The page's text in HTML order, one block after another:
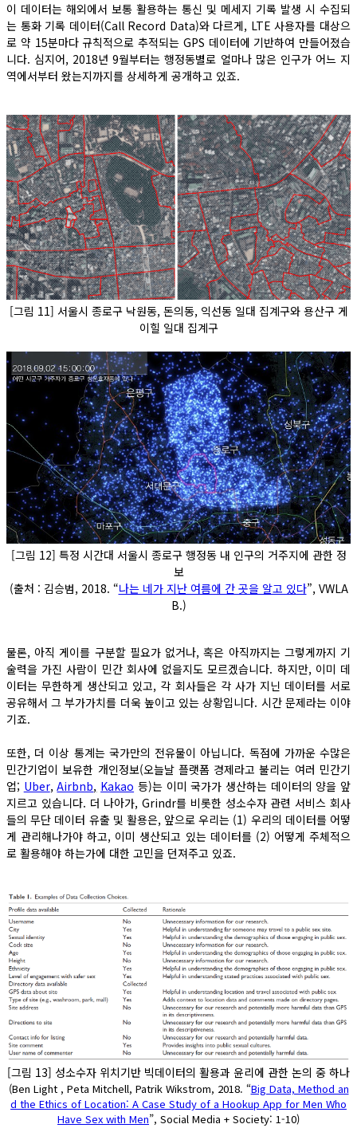
이 데이터는 해외에서 보통 활용하는 통신 및 메세지 기록 발생 시 수집되
는 통화 기록 데이터(Call Record Data)와 다르게, LTE 사용자를 대상으
로 약 15분마다 규칙적으로 추적되는 GPS 데이터에 기반하여 만들어졌습
니다. 심지어, 2018년 9월부터는 행정동별로 얼마나 많은 인구가 어느 지
역에서부터 왔는지까지를 상세하게 공개하고 있죠.
[그림 11] 서울시 종로구 낙원동, 돈의동, 익선동 일대 집계구와 용산구 게
이힐 일대 집계구
[그림 12] 특정 시간대 서울시 종로구 행정동 내 인구의 거주지에 관한 정
보
(출처 : 김승범, 2018. “나는 네가 지난 여름에 간 곳을 알고 있다”, VWLA
B.)
물론, 아직 게이를 구분할 필요가 없거나, 혹은 아직까지는 그렇게까지 기
술력을 가진 사람이 민간 회사에 없을지도 모르겠습니다. 하지만, 이미 데
이터는 무한하게 생산되고 있고, 각 회사들은 각 사가 지닌 데이터를 서로
공유해서 그 부가가치를 더욱 높이고 있는 상황입니다. 시간 문제라는 이야
기죠.
또한, 더 이상 통계는 국가만의 전유물이 아닙니다. 독점에 가까운 수많은
민간기업이 보유한 개인정보(오늘날 플랫폼 경제라고 불리는 여러 민간기
업; Uber,Airbnb, Kakao 등)는 이미 국가가 생산하는 데이터의 양을 앞
지르고 있습니다. 더 나아가, Grindr를 비롯한 성소수자 관련 서비스 회사
들의 무단 데이터 유출 및 활용은, 앞으로 우리는 (1) 우리의 데이터를 어떻
게 관리해나가야 하고, 이미 생산되고 있는 데이터를 (2) 어떻게 주체적으
로 활용해야 하는가에 대한 고민을 던져주고 있죠.
[그림 13] 성소수자 위치기반 빅데이터의 활용과 윤리에 관한 논의 중 하나
(Ben Light , Peta Mitchell, Patrik Wikstrom, 2018. “Big Data, Method an
d the Ethics of Location: A Case Study of a Hookup App for Men Who
Have Sex with Men”, Social Media + Society: 1-10)